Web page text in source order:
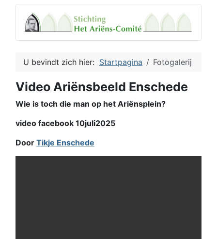
U bevindt zich hier: Startpagina Fotogalerij
Video Ariënsbeeld Enschede
Wie is toch die man op het Ariënsplein?
video facebook 10juli2025
Door Tikje Enschede